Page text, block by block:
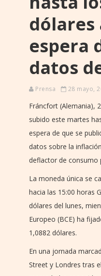
dólares
espera
datos
Prensa 28 mayo,
Fráncfort (Alemania),
subido este martes
espera de que se
datos sobre la
deflactor de consumo
La moneda única se
hacia las 15:00 horas
dólares del lunes,
Europeo (BCE) ha
1,0882 dólares.
En una jornada
Street y Londres tras